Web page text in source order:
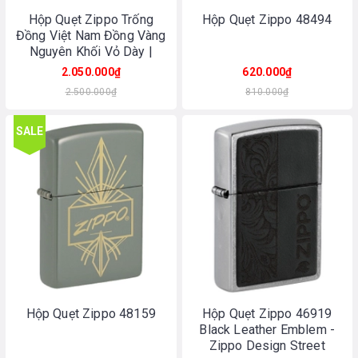
Hộp Quẹt Zippo Trống
Đồng Việt Nam Đồng Vàng
Nguyên Khối Vỏ Dày |
Made In USA
2.050.000₫
2.500.000₫
Hộp Quẹt Zippo 48494
620.000₫
810.000₫
SALE
Hộp Quẹt Zippo 48159
Hộp Quẹt Zippo 46919
Black Leather Emblem -
Zippo Design Street